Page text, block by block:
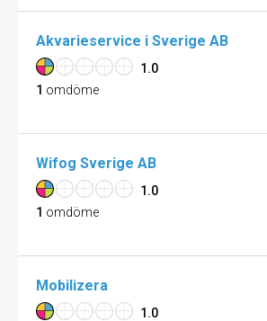
Akvarieservice i Sverige AB
1.0
1 omdöme
Wifog Sverige AB
1.0
1 omdöme
Mobilizera
1.0